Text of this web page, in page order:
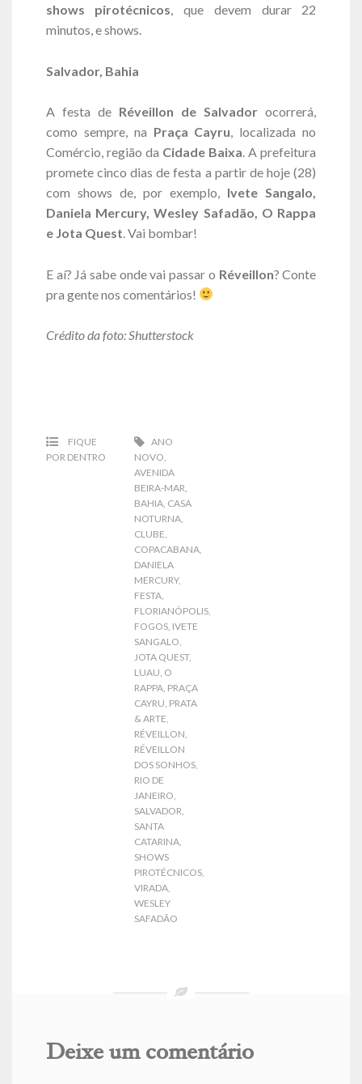
shows pirotécnicos, que devem durar 22
minutos, e shows.
Salvador, Bahia
A festa de Réveillon de Salvador ocorrerá,
como sempre, na Praça Cayru, localizada no
Comércio, região da Cidade Baixa. A prefeitura
promete cinco dias de festa a partir de hoje (28)
com shows de, por exemplo, Ivete Sangalo,
Daniela Mercury, Wesley Safadão, O Rappa
e Jota Quest. Vai bombar!
E aí? Já sabe onde vai passar o Réveillon? Conte
pra gente nos comentários!
Crédito da foto: Shutterstock
FIQUE
POR DENTRO
ANO
NOVO
AVENIDA
BEIRA-MAR
BAHIA CASA
NOTURNA
CLUBE
COPACABANA
DANIELA
MERCURY,
FESTA
FLORIANÓPOLIS
FOGOS IVETE
SANGALO
JOTA QUEST,
LUAU O
RAPPA PRAÇA
CAYRU PRATA
& ARTE
RÉVEILLON
RÉVEILLON
DOS SONHOS
RIO DE
JANEIRO
SALVADOR
SANTA
CATARINA
SHOWS
PIROTÉCNICOS
VIRADA
WESLEY
SAFADÃO
Deixe um comentário